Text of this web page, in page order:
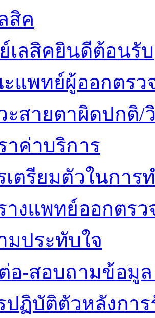
สิค
เลสิคยินดีต้อนรับ
แพทย์ผู้ออกตรว
ะสายตาผิดปกติ/
าค่าบริการ
เตรียมตัวในการ
างแพทย์ออกตรว
มประทับใจ
อ-สอบถามข้อมู
ปฏิบัติตัวหลังการ